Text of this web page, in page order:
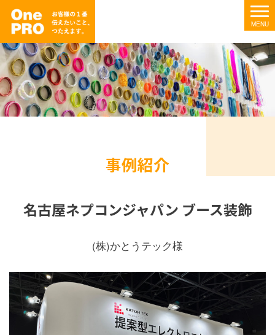
事例紹介
名古屋ネプコンジャパン ブース装飾
(株)かとうテック様